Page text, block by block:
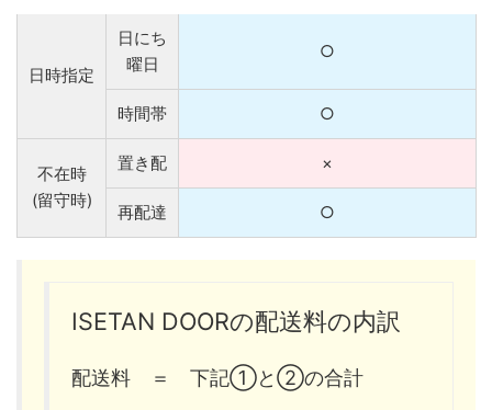
日時指定
日にち
曜日
○
時間帯 ○
不在時
(留守時)
置き配 ×
再配達 ○
ISETAN DOORの配送料の内訳
配送料 ＝ 下記①と②の合計